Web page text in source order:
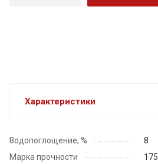
Характеристики
Водопоглощение, %
8
Марка прочности
175